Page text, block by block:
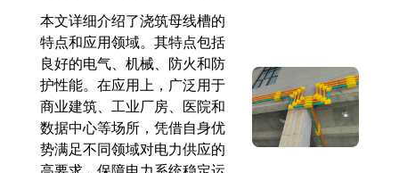
本文详细介绍了浇筑母线槽的
特点和应用领域。其特点包括
良好的电气、机械、防火和防
护性能。在应用上，广泛用于
商业建筑、工业厂房、医院和
数据中心等场所，凭借自身优
势满足不同领域对电力供应的